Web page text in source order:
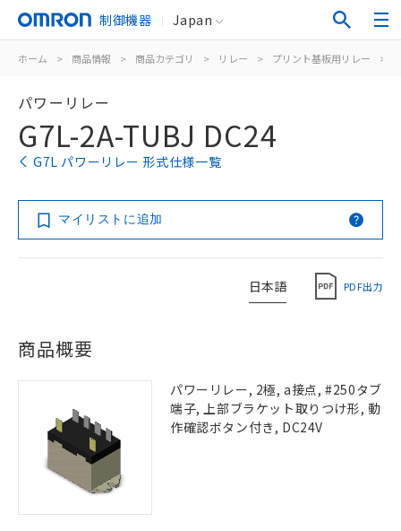
制御機器 Japan
ホーム > 商品情報 > 商品カテゴリ > リレー > プリント基板用リレー >
パワーリレー
G7L-2A-TUBJ DC24
G7L パワーリレー 形式仕様一覧
マイリストに追加
日本語 PDF出力
商品概要
パワーリレー, 2極, a接点, #250タブ
端子, 上部ブラケット取りつけ形, 動
作確認ボタン付き, DC24V